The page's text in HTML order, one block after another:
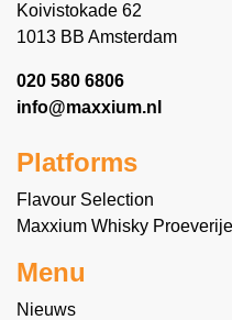
Koivistokade 62
1013 BB Amsterdam
020 580 6806
info@maxxium.nl
Platforms
Flavour Selection
Maxxium Whisky
Menu
Nieuws